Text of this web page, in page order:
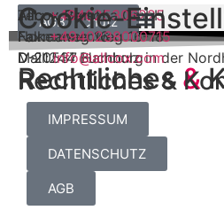
Rechtliches&
Impressum
Datenschutz
AGB
Allcox GmbH
Falkenweg 16
D-21244 Buchholz in der
Allcox Persona GmbH
Normannenweg 16-18
D-20537 Hamburg
Tel.:+494025306225
Fax:+4940238000715
Mail:info@allcox.com
Cookie-
Rechtliches &
IMPRESSUM
DATENSCHUTZ
AGB